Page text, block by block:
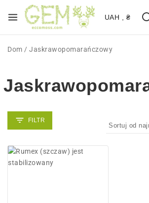
UAH , ₴
Dom / Jaskrawopomarańczowy